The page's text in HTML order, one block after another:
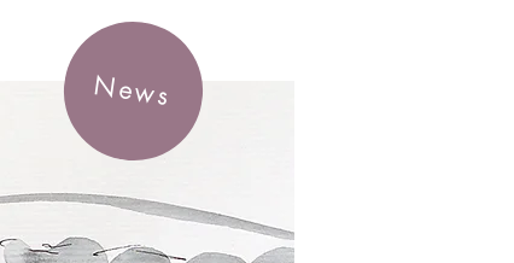
News